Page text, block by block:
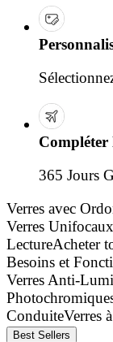
Compléter
365 Jours
Verres avec
Verres Unifocaux
LectureAcheter
Besoins et
Verres Anti-
ConduiteVerres
Best Sellers